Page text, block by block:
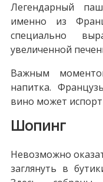
Легендарный
именно из
специально
увеличенной
Важным
напитка.
вино может
Шопинг
Невозможно
заглянуть в